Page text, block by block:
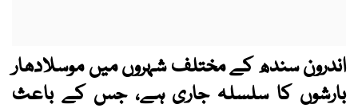
اندرون سندھ کے مختلف شہروں میں موسلادھار
بارشوں کا سلسلہ جاری ہے، جس کے باعث